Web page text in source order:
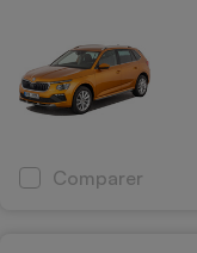
Comparer